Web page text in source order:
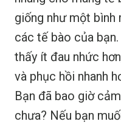
giống như một bình
các tế bào của
thấy ít đau nhức
và phục hồi nhanh
Bạn đã bao giờ
chưa? Nếu bạn